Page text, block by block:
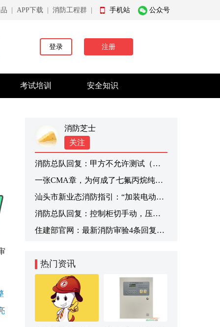
APP下载 消防工程群 手机站 公众号
登录 注册
考试培训 安全知识
消防芝士
关注
消防总队回复：甲方不允许测试（该项目在合同范围内），维保单位能否免责？
一张CMA章，为何成了七氟丙烷纯度检测报告的“硬门槛”？
汕头市新业态消防指引：“加装电动汽车充电桩”政策 创新领跑！
消防总队回复：控制柜切手动，压力开关还能连锁启动消防泵？风机手动风口联动？
住建部官网：最新消防审验4条回复！（2026.5）
热门资讯